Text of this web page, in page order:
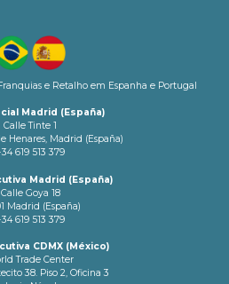
e Retalho em Espanha e Portugal
Madrid (España)
Calle Tinte 1
Henares, Madrid (España)
619 513 379
Madrid (España)
Calle Goya 18
Madrid (España)
619 513 379
CDMX (México)
Trade Center
38. Piso 2, Oficina 3